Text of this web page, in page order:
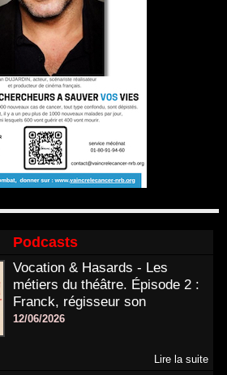
Podcasts
Vocation & Hasards - Les
métiers du théâtre. Épisode 2 :
Franck, régisseur son
12/06/2026
Lire la suite